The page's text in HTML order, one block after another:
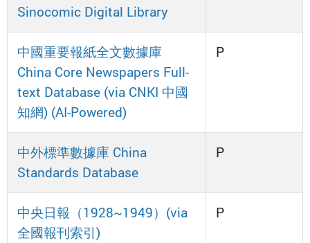
Sinocomic Digital Library
中國重要報紙全文數據庫
China Core Newspapers Full-
text Database (via CNKI 中國
知網) (AI-Powered)
P
中外標準數據庫 China
Standards Database
P
中央日報（1928~1949）(via
全國報刊索引)
P